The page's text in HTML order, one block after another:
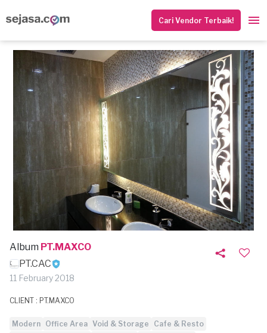
Cari Vendor Terbaik!
Album PT.MAXCO
PT.CAC
11 February 2018
CLIENT : PT.MAXCO
Modern Office Area Void & Storage
Cafe & Resto